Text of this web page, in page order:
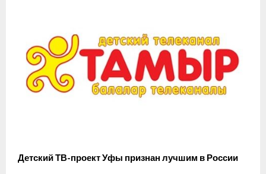
Детский ТВ-проект Уфы признан лучшим в России